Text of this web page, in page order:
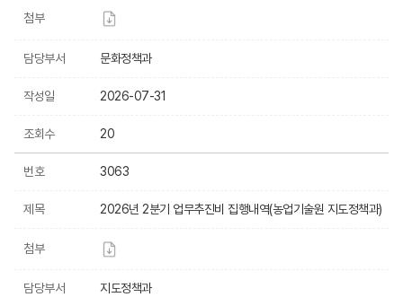
첨부
담당부서 문화정책과
작성일 2026-07-31
조회수 20
번호 3063
제목 2026년 2분기 업무추진비 집행내역(농업기술원 지도정책과)
첨부
담당부서 지도정책과